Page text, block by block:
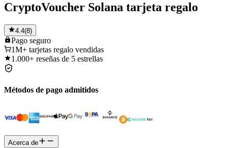
CryptoVoucher Solana tarjeta regalo
4.4(8)
Pago seguro
1M+ tarjetas regalo vendidas
1.000+ reseñas de 5 estrellas
Métodos de pago admitidos
Acerca de